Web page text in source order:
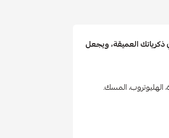
العميقة، ويجعل
الهليوتروب، المسك.